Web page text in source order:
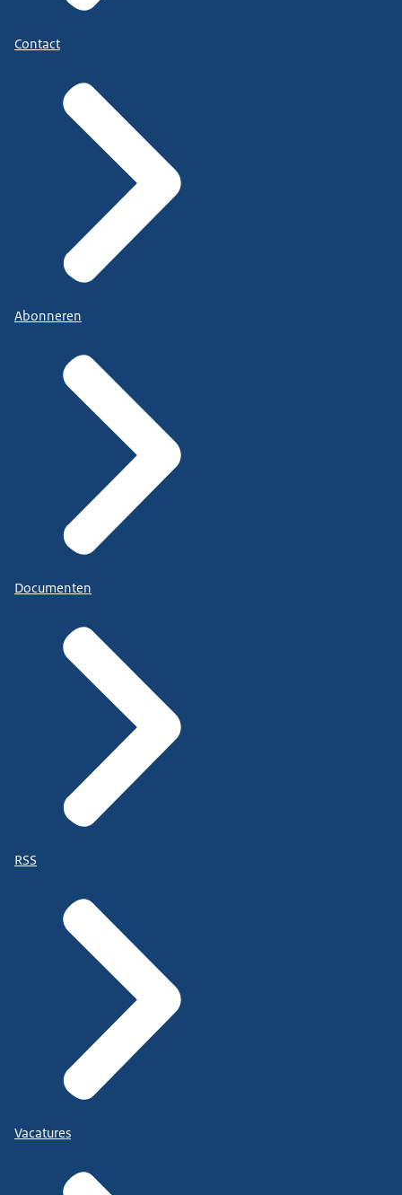
Contact
Abonneren
Documenten
RSS
Vacatures